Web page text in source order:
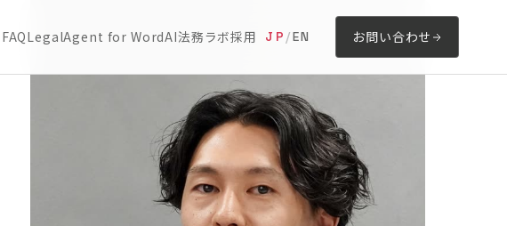
FAQLegalAgent for WordAI法務ラボ採用 JP /EN お問い合わせ